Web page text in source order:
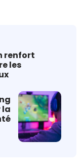
renfort
les
la